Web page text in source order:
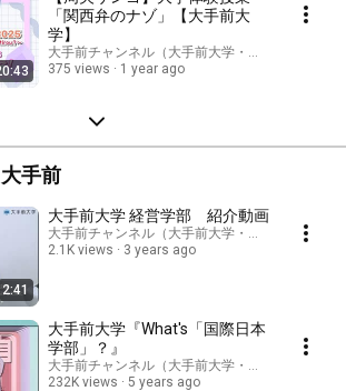
「関西弁のナゾ」【大手前大
学】
大手前チャンネル（大手前大学・大手前短期大学
375 views
1 year ago
手前
2:41
大手前大学 経営学部 紹介動画
大手前チャンネル（大手前大学・大手前短期大学
2.1K views
3 years ago
大手前大学『What's「国際日本
学部」？』
大手前チャンネル（大手前大学・大手前短期大学
232K views
5 years ago